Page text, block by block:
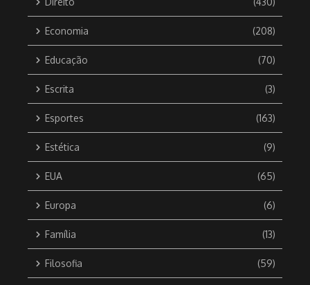
Economia (208)
Educação (70)
Escrita (3)
Esportes (163)
Estética (9)
EUA (65)
Europa (6)
Família (13)
Filosofia (59)